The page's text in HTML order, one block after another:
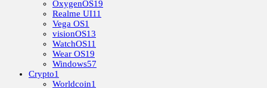
OxygenOS19
Realme UI11
Vega OS1
visionOS13
WatchOS11
Wear OS19
Windows57
Crypto1
Worldcoin1